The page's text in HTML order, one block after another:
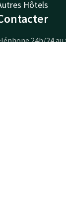
Hôtels
24h/24